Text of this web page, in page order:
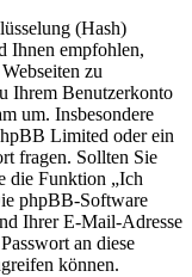
(Hash)
Ihnen empfohlen,
zu
Ihrem Benutzerkonto
um. Insbesondere
Limited oder ein
fragen. Sollten Sie
die Funktion „Ich
phpBB-Software
Ihrer E-Mail-Adresse
an diese
können.